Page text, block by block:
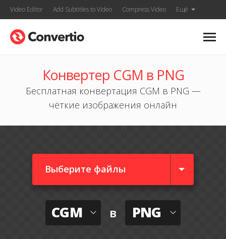
Video Editor Add Subtitles to Video Compress Video Ещё
Конвертер CGM в PNG
Бесплатная конвертация CGM в PNG —
чёткие изображения онлайн
Выберите файлы
CGM в PNG